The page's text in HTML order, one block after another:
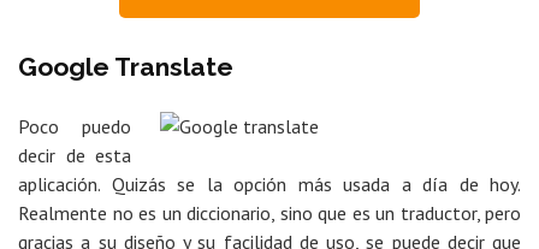
Google Translate
Poco puedo
decir de esta
aplicación. Quizás se la opción más usada a día de hoy.
Realmente no es un diccionario, sino que es un traductor, pero
gracias a su diseño y su facilidad de uso, se puede decir que